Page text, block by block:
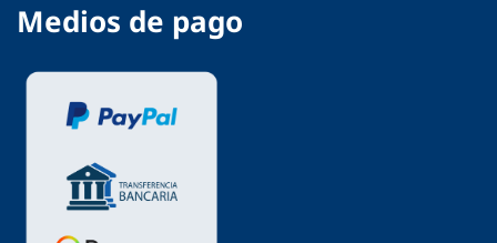
Medios de pago